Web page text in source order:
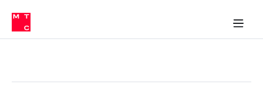
Медиа-центр
и акционерам
Устойчивое развитие
Комплаенс и деловая этика
компании
Карьера
в МТС